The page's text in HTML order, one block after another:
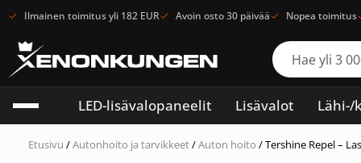
Ilmainen toimitus yli 182 EUR Avoin osto 30 päivää Nopea toimitus
LED-lisävalopaneelit Lisävalot Lähi-/
Etusivu /Autonhoito ja tarvikkeet/Auton hoito / Tershine Repel –